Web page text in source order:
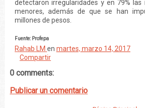
detectaron irregularidades y en 79% las
menores, además de que se han
millones de pesos.
Fuente: Profepa
Rahab LM en martes, marzo 14, 2017
Compartir
0 comments:
Publicar un comentario